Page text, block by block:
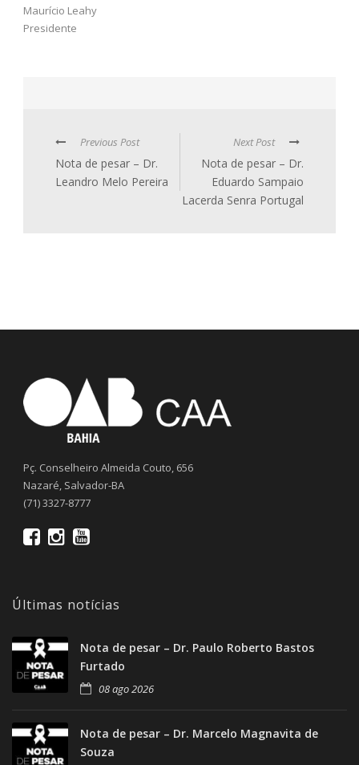
Maurício Leahy
Presidente
Previous Post
Nota de pesar – Dr.
Leandro Melo Pereira
Next Post
Nota de pesar – Dr.
Eduardo Sampaio
Lacerda Senra Portugal
Pç. Conselheiro Almeida Couto, 656
Nazaré, Salvador-BA
(71) 3327-8777
Últimas notícias
Nota de pesar – Dr. Paulo Roberto Bastos
Furtado
08 ago 2026
Nota de pesar – Dr. Marcelo Magnavita de
Souza